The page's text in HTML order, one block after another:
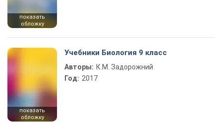
показать
обложку
показать
обложку
Учебники Биология 9 класс
Авторы: К.М. Задорожний
Год: 2017